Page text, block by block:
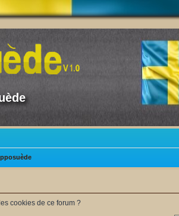
cookies de ce forum ?